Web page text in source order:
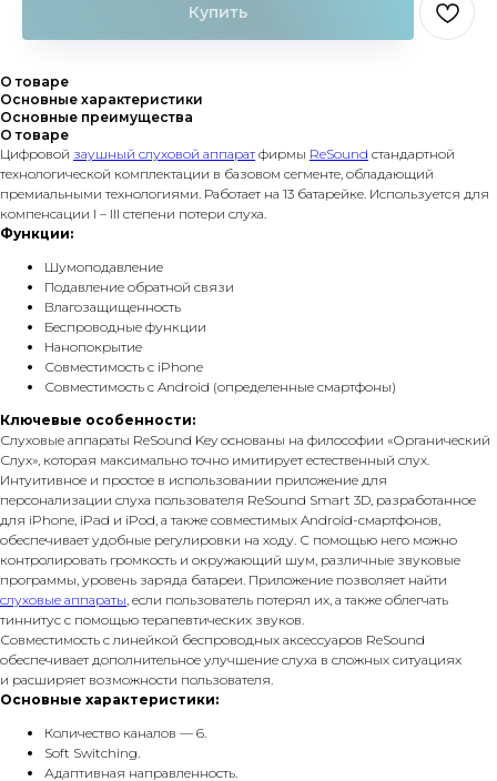
Купить
О товаре
Основные характеристики
Основные преимущества
О товаре
Цифровой заушный слуховой аппаратфирмы ReSound стандартной
технологической комплектации в базовом сегменте, обладающий
премиальными технологиями. Работает на 13 батарейке. Используется для
компенсации I – III степени потери слуха.
Функции:
Шумоподавление
Подавление обратной связи
Влагозащищенность
Беспроводные функции
Нанопокрытие
Совместимость с iPhone
Совместимость с Android (определенные смартфоны)
Ключевые особенности:
Слуховые аппараты ReSound Key основаны на философии «Органический
Слух», которая максимально точно имитирует естественный слух.
Интуитивное и простое в использовании приложение для
персонализации слуха пользователя ReSound Smart 3D, разработанное
для iPhone, iPad и iPod, а также совместимых Android-смартфонов,
обеспечивает удобные регулировки на ходу. С помощью него можно
контролировать громкость и окружающий шум, различные звуковые
программы, уровень заряда батареи. Приложение позволяет найти
слуховые аппараты, если пользователь потерял их, а также облегчать
тиннитус с помощью терапевтических звуков.
Совместимость с линейкой беспроводных аксессуаров ReSound
обеспечивает дополнительное улучшение слуха в сложных ситуациях
и расширяет возможности пользователя.
Основные характеристики:
Количество каналов — 6.
Soft Switching.
Адаптивная направленность.